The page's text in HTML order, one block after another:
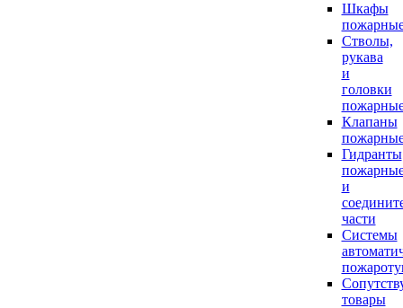
Шкафы
Стволы,
рукава
и
головки
Клапаны
Гидранты
и
части
Системы
товары